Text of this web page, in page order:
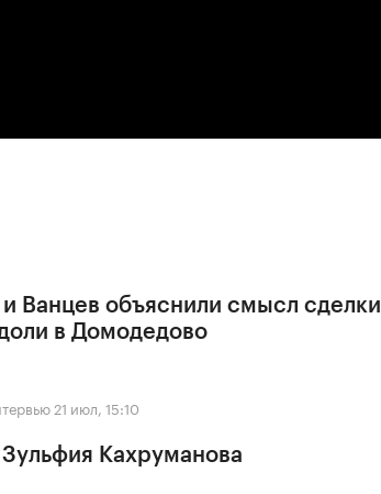
и Ванцев объяснили смысл сделки
в Домодедово
21 июл, 15:10
Кахруманова